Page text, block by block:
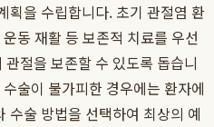
획을 수립합니다. 초기 관절염 환
동 재활 등 보존적 치료를 우선
절을 보존할 수 있도록 돕습니
술이 불가피한 경우에는 환자에
수술 방법을 선택하여 최상의 예